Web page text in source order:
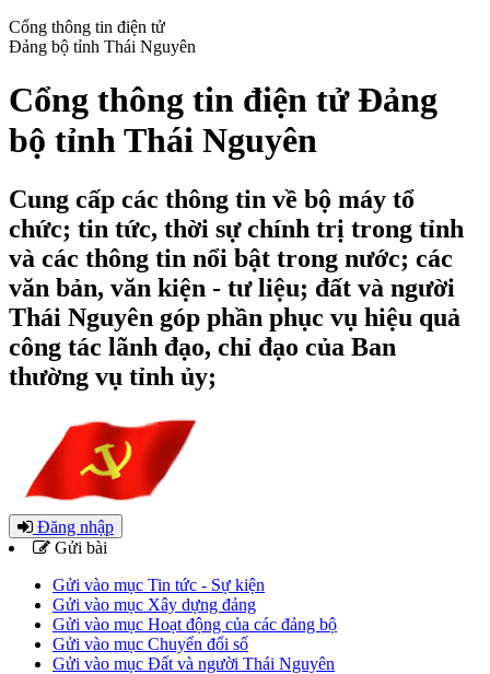
Cổng thông tin điện tử
Đảng bộ tỉnh Thái Nguyên
Cổng thông tin điện tử Đảng
bộ tỉnh Thái Nguyên
Cung cấp các thông tin về bộ máy tổ
chức; tin tức, thời sự chính trị trong tỉnh
và các thông tin nổi bật trong nước; các
văn bản, văn kiện - tư liệu; đất và người
Thái Nguyên góp phần phục vụ hiệu quả
công tác lãnh đạo, chỉ đạo của Ban
thường vụ tỉnh ủy;
Đăng nhập
Gửi bài
Gửi vào mục Tin tức - Sự kiện
Gửi vào mục Xây dựng đảng
Gửi vào mục Hoạt động của các đảng bộ
Gửi vào mục Chuyển đổi số
Gửi vào mục Đất và người Thái Nguyên